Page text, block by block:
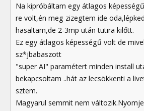
Na kipróbáltam egy átlagos
re volt,én meg zizegtem ide
hasaltam,de 2-3mp után tutira kilőtt.
Ez egy átlagos képességű volt de
sz*jbabaszott
"super AI" paramétert minden install
bekapcsoltam ..hát az lecsökkenti a
sztem.
Magyarul semmit nem